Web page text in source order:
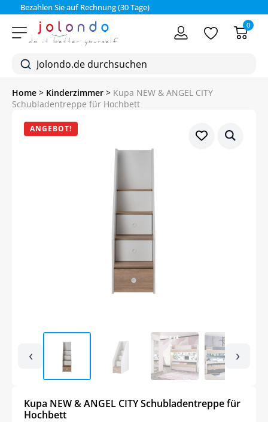
Bezahlen Sie auf Rechnung (30 Tage)
0
Home > Kinderzimmer > Kupa NEW & ANGEL CITY
Schubladentreppe für Hochbett
ANGEBOT!
‹ ›
Kupa NEW & ANGEL CITY Schubladentreppe für
Hochbett